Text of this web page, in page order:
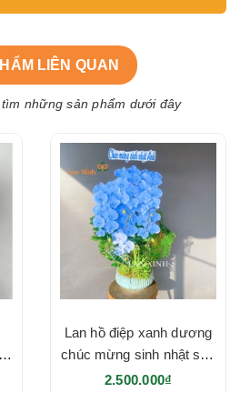
LIÊN QUAN
những sản phẩm dưới đây
Lan hồ điệp xanh dương
chúc mừng sinh nhật sếp
- HD641
2.500.000₫